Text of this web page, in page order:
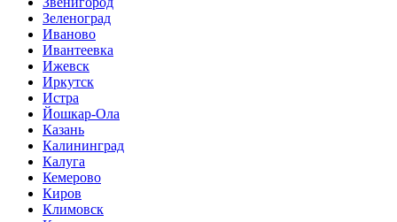
Зеленоград
Иваново
Ивантеевка
Ижевск
Иркутск
Истра
Йошкар-Ола
Казань
Калининград
Калуга
Кемерово
Киров
Климовск